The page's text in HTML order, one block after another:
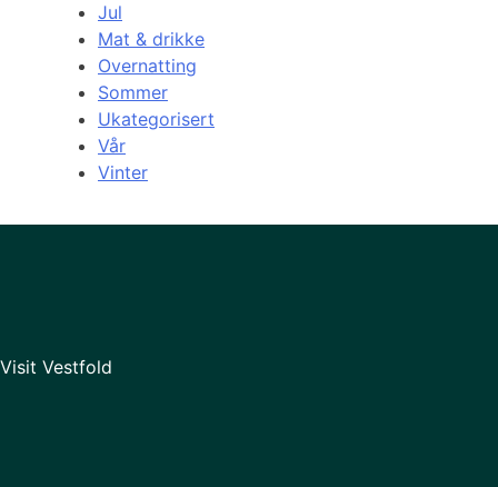
Jul
Mat & drikke
Overnatting
Sommer
Ukategorisert
Vår
Vinter
Visit Vestfold